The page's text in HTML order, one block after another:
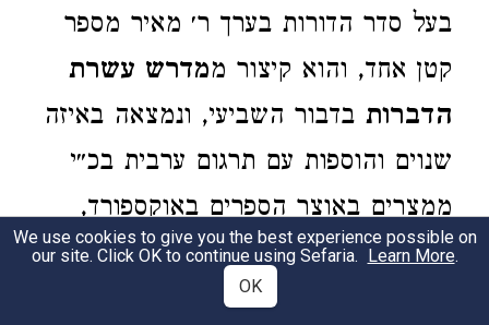
בעל סדר הדורות בערך ר׳ מאיר מספר
קטן אחד, והוא קיצור ממדרש עשרת
הדברות בדבור השביעי, ונמצאה באיזה
שנוים והוספות עם תרגום ערבית בכ״י
ממצרים באוצר הספרים באוקספורד,
ווערטהיימער הדפיסה בבתי מדרשים ח״ב
דף כ״ו. ושם מסופר מעשה מחכם אחד
We use cookies to give you the best experience possible on
our site. Click OK to continue using Sefaria. Learn More.
OK